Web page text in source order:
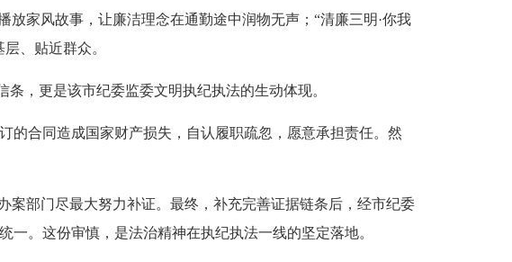
家风故事，让廉洁理念在通勤途中润物无声；“清廉三明·你我
、贴近群众。
，更是该市纪委监委文明执纪执法的生动体现。
合同造成国家财产损失，自认履职疏忽，愿意承担责任。然
部门尽最大努力补证。最终，补充完善证据链条后，经市纪委
。这份审慎，是法治精神在执纪执法一线的坚定落地。